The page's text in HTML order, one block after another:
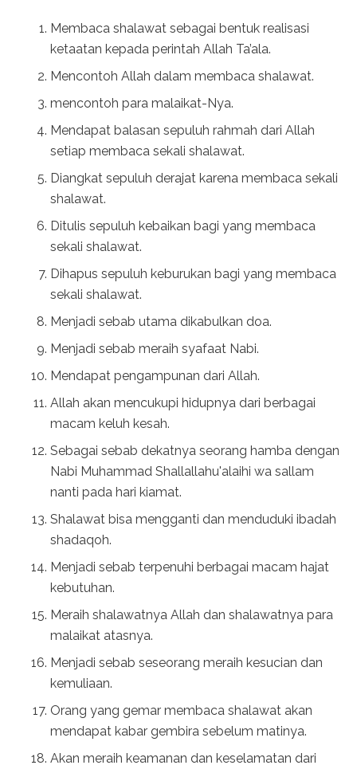
Membaca shalawat sebagai bentuk realisasi
ketaatan kepada perintah Allah Ta’ala.
Mencontoh Allah dalam membaca shalawat.
mencontoh para malaikat-Nya.
Mendapat balasan sepuluh rahmah dari Allah
setiap membaca sekali shalawat.
Diangkat sepuluh derajat karena membaca sekali
shalawat.
Ditulis sepuluh kebaikan bagi yang membaca
sekali shalawat.
Dihapus sepuluh keburukan bagi yang membaca
sekali shalawat.
Menjadi sebab utama dikabulkan doa.
Menjadi sebab meraih syafaat Nabi.
Mendapat pengampunan dari Allah.
Allah akan mencukupi hidupnya dari berbagai
macam keluh kesah.
Sebagai sebab dekatnya seorang hamba dengan
Nabi Muhammad Shallallahu'alaihi wa sallam
nanti pada hari kiamat.
Shalawat bisa mengganti dan menduduki ibadah
shadaqoh.
Menjadi sebab terpenuhi berbagai macam hajat
kebutuhan.
Meraih shalawatnya Allah dan shalawatnya para
malaikat atasnya.
Menjadi sebab seseorang meraih kesucian dan
kemuliaan.
Orang yang gemar membaca shalawat akan
mendapat kabar gembira sebelum matinya.
Akan meraih keamanan dan keselamatan dari